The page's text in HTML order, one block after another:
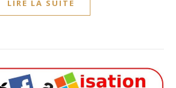
LIRE LA SUITE